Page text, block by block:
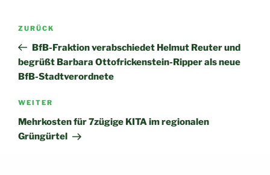
Beitragsnavigation
Vorheriger
Beitrag
ZURÜCK
BfB-Fraktion verabschiedet Helmut Reuter und
begrüßt Barbara Ottofrickenstein-Ripper als neue
BfB-Stadtverordnete
Nächster
Beitrag
WEITER
Mehrkosten für 7zügige KITA im regionalen
Grüngürtel